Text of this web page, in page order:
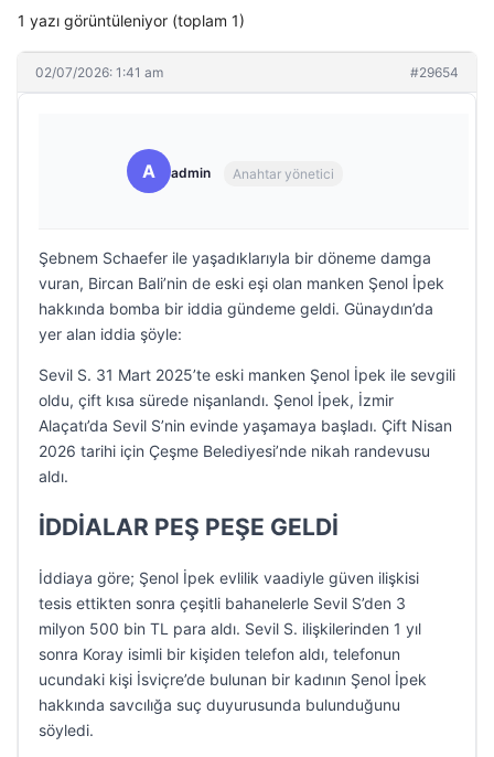
1 yazı görüntüleniyor (toplam 1)
02/07/2026: 1:41 am #29654
A admin Anahtar yönetici
Şebnem Schaefer ile yaşadıklarıyla bir döneme damga
vuran, Bircan Bali’nin de eski eşi olan manken Şenol İpek
hakkında bomba bir iddia gündeme geldi. Günaydın’da
yer alan iddia şöyle:
Sevil S. 31 Mart 2025’te eski manken Şenol İpek ile sevgili
oldu, çift kısa sürede nişanlandı. Şenol İpek, İzmir
Alaçatı’da Sevil S’nin evinde yaşamaya başladı. Çift Nisan
2026 tarihi için Çeşme Belediyesi’nde nikah randevusu
aldı.
İDDİALAR PEŞ PEŞE GELDİ
İddiaya göre; Şenol İpek evlilik vaadiyle güven ilişkisi
tesis ettikten sonra çeşitli bahanelerle Sevil S’den 3
milyon 500 bin TL para aldı. Sevil S. ilişkilerinden 1 yıl
sonra Koray isimli bir kişiden telefon aldı, telefonun
ucundaki kişi İsviçre’de bulunan bir kadının Şenol İpek
hakkında savcılığa suç duyurusunda bulunduğunu
söyledi.